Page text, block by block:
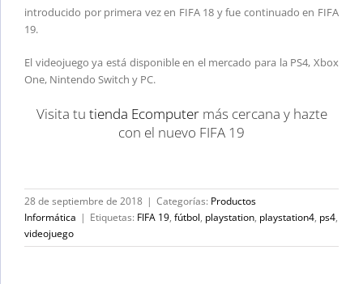
introducido por primera vez en FIFA 18 y fue continuado en FIFA
19.
El videojuego ya está disponible en el mercado para la PS4, Xbox
One, Nintendo Switch y PC.
Visita tu tienda Ecomputermás cercana y hazte
con el nuevo FIFA 19
28 de septiembre de 2018 | Categorías: Productos
Informática | Etiquetas: FIFA 19, fútbol, playstation, playstation4, ps4,
videojuego